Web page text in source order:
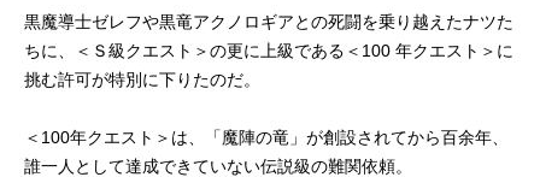
黒魔導士ゼレフや黒竜アクノロギアとの死闘を乗り越えたナツた
ちに、＜Ｓ級クエスト＞の更に上級である＜100 年クエスト＞に
挑む許可が特別に下りたのだ。
＜100年クエスト＞は、「魔陣の竜」が創設されてから百余年、
誰一人として達成できていない伝説級の難関依頼。